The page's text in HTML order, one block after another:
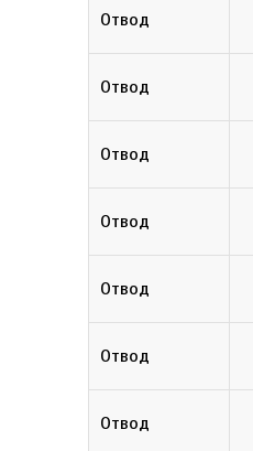
Отвод
Отвод
Отвод
Отвод
Отвод
Отвод
Отвод